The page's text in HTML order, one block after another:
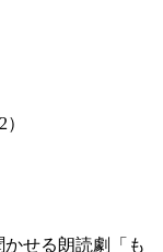
せる朗読劇「も